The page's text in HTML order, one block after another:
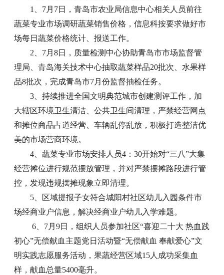
1、7月7日，青岛市农业局信息中心相关人员前往
蔬菜专业市场调研蔬菜销售价格，信息科按要求做好市
场每日蔬菜价格统计、报送工作。
2、7月8日，质量检测中心协助青岛市市场监督管
理局、青岛海关技术中心抽取蔬菜样品20批次、水果样
品8批次，完成青岛市7月份监督抽检任务。
3、持续推进全国文明典范城市创建测评工作，加
大辖区环境卫生清洁、公共卫生间清理，严禁经营网点
和摊位商品占道经营、车辆乱停乱放，积极打造整洁优
美的市场营商环境。
4、蔬菜专业市场安排人员4：30开始对“三八”大集
经营摊位进行规范摆放管理，并对严禁摆摊路段进行管
控，发现违规摆摊现象立即清理。
5、区域提报子女符合城阳村社区幼儿入园条件市
场经商业户信息，解决经商业户幼儿入学难题。
6、7月9日，组织人员参加社区“喜迎二十大 热血践
初心”无偿献血主题党日活动暨“无偿献血 奉献爱心”文
明实践志愿服务活动，果蔬经营区域15人成功采集血
样，献血总量5400毫升。